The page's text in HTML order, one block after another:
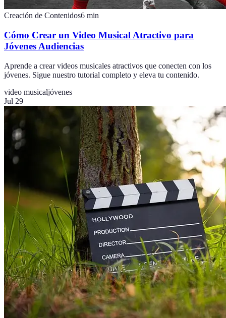
Creación de Contenidos6 min
Cómo Crear un Video Musical Atractivo para
Jóvenes Audiencias
Aprende a crear videos musicales atractivos que conecten con los
jóvenes. Sigue nuestro tutorial completo y eleva tu contenido.
video musicaljóvenes
Jul 29